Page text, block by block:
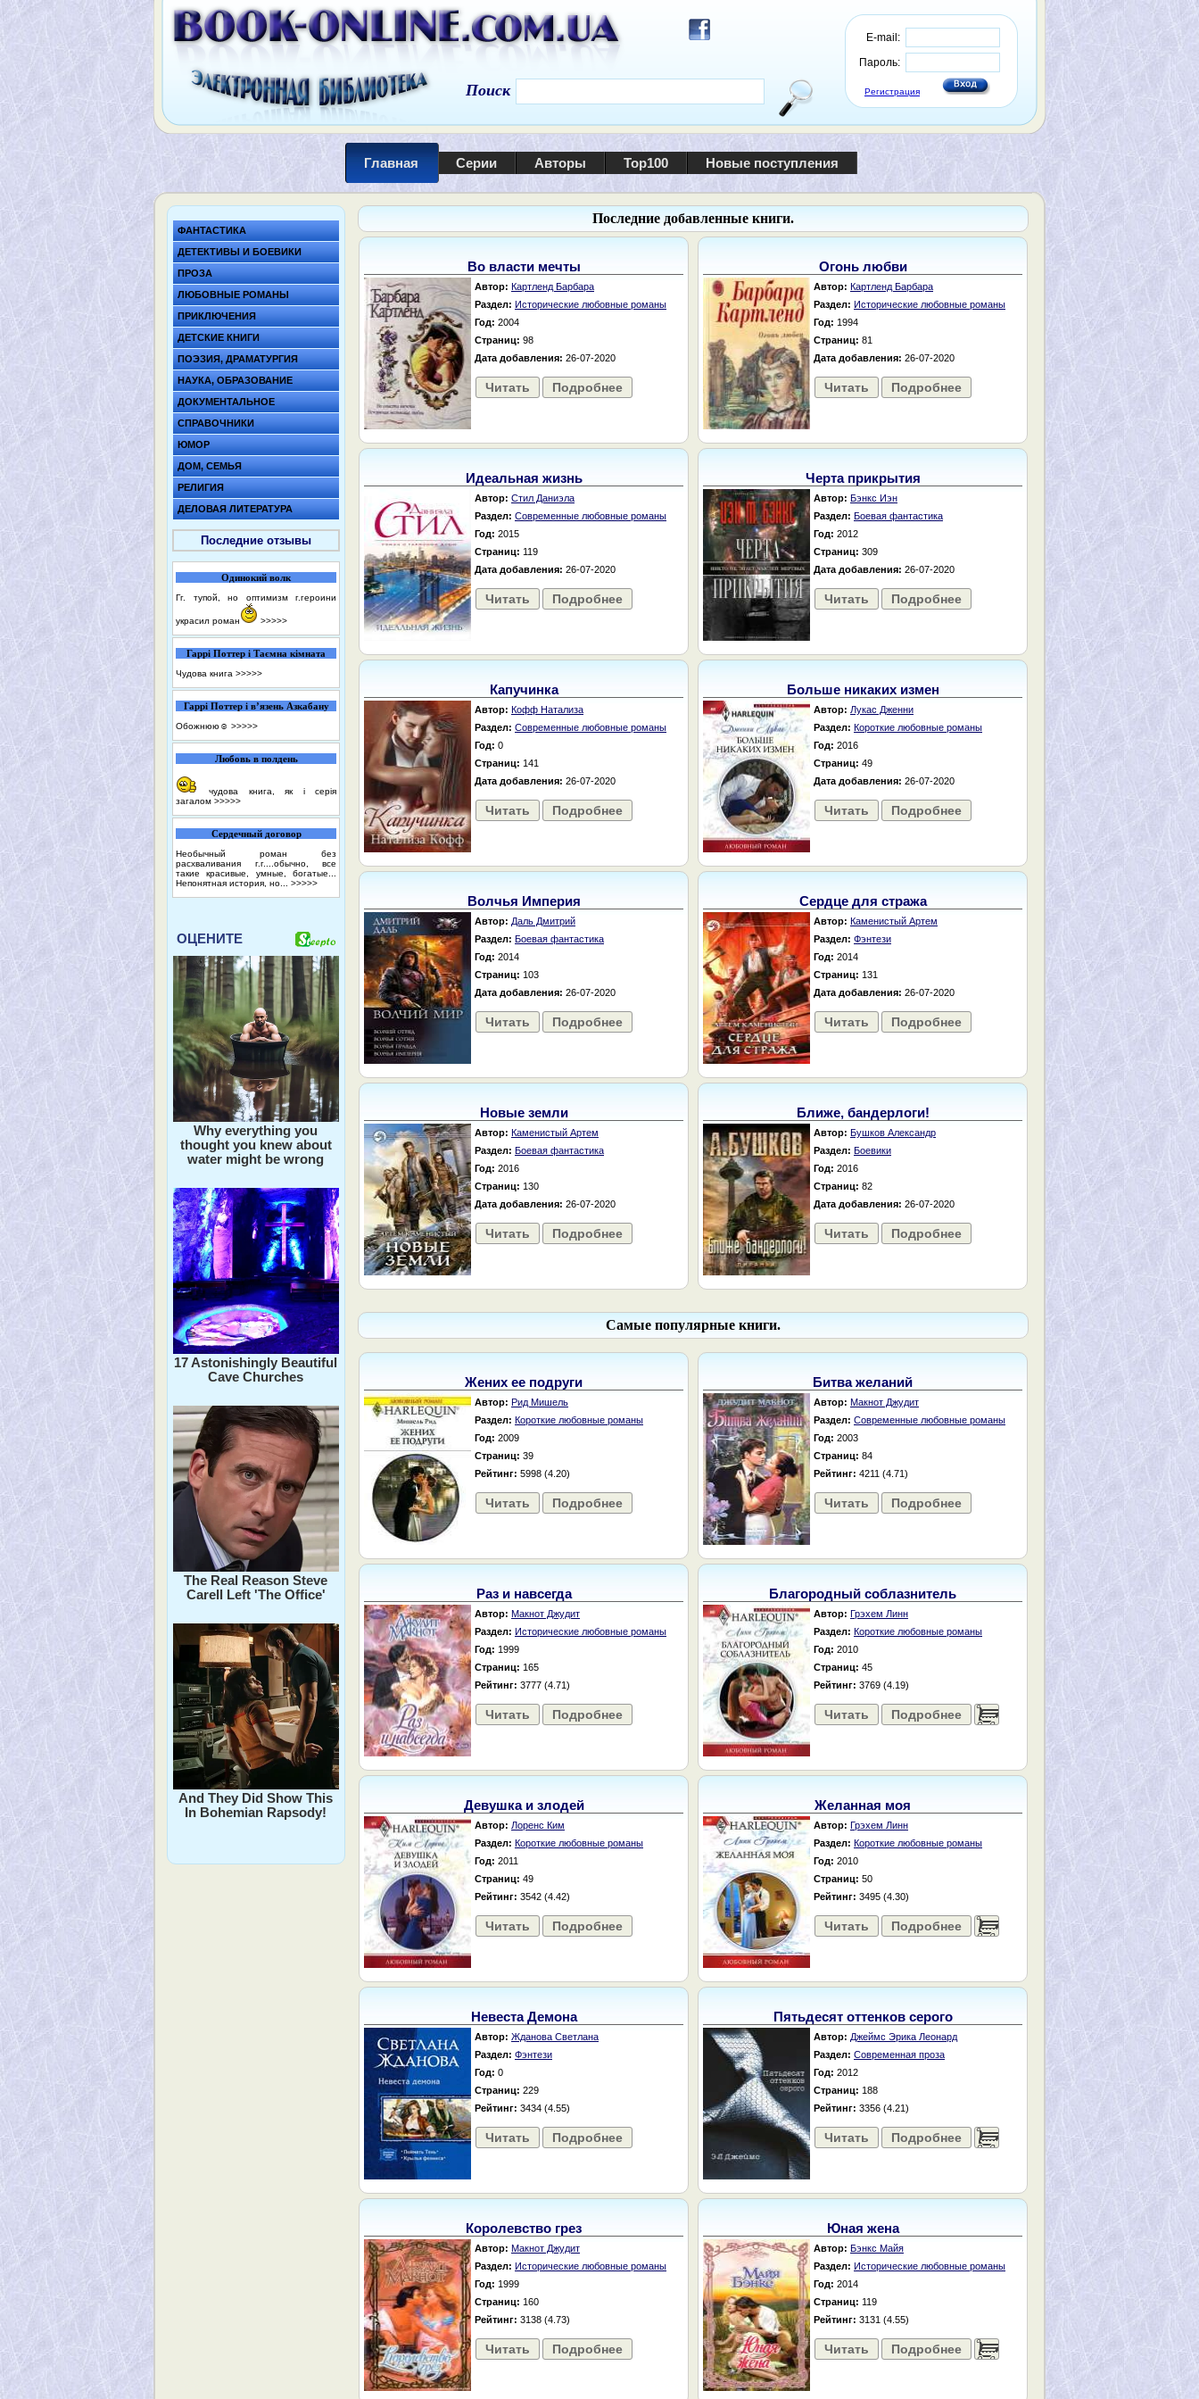
E-mail:
Пароль:
Регистрация
Поиск
Главная Серии Авторы Top100 Новые поступления
ФАНТАСТИКА
ДЕТЕКТИВЫ И БОЕВИКИ
ПРОЗА
ЛЮБОВНЫЕ РОМАНЫ
ПРИКЛЮЧЕНИЯ
ДЕТСКИЕ КНИГИ
ПОЭЗИЯ, ДРАМАТУРГИЯ
НАУКА, ОБРАЗОВАНИЕ
ДОКУМЕНТАЛЬНОЕ
СПРАВОЧНИКИ
ЮМОР
ДОМ, СЕМЬЯ
РЕЛИГИЯ
ДЕЛОВАЯ ЛИТЕРАТУРА
Последние отзывы
Одинокий волк
Гг. тупой, но оптимизм г.героини
украсил роман >>>>>
Гаррі Поттер і Таємна кімната
Чудова книга >>>>>
Гаррі Поттер і в’язень Азкабану
Обожнюю☺️ >>>>>
Любовь в полдень
чудова книга, як і серія
загалом >>>>>
Сердечный договор
Необычный роман без
расхваливания г.г....обычно, все
такие красивые, умные, богатые...
Непонятная история, но... >>>>>
ОЦЕНИТЕ
Why everything you
thought you knew about
water might be wrong
17 Astonishingly Beautiful
Cave Churches
The Real Reason Steve
Carell Left 'The Office'
And They Did Show This
In Bohemian Rapsody!
Последние добавленные книги.
Во власти мечты
Автор: Картленд Барбара
Раздел: Исторические любовные романы
Год: 2004
Страниц: 98
Дата добавления: 26-07-2020
Читать Подробнее
Огонь любви
Автор: Картленд Барбара
Раздел: Исторические любовные романы
Год: 1994
Страниц: 81
Дата добавления: 26-07-2020
Читать Подробнее
Идеальная жизнь
Автор: Стил Даниэла
Раздел: Современные любовные романы
Год: 2015
Страниц: 119
Дата добавления: 26-07-2020
Читать Подробнее
Черта прикрытия
Автор: Бэнкс Иэн
Раздел: Боевая фантастика
Год: 2012
Страниц: 309
Дата добавления: 26-07-2020
Читать Подробнее
Капучинка
Автор: Кофф Натализа
Раздел: Современные любовные романы
Год: 0
Страниц: 141
Дата добавления: 26-07-2020
Читать Подробнее
Больше никаких измен
Автор: Лукас Дженни
Раздел: Короткие любовные романы
Год: 2016
Страниц: 49
Дата добавления: 26-07-2020
Читать Подробнее
Волчья Империя
Автор: Даль Дмитрий
Раздел: Боевая фантастика
Год: 2014
Страниц: 103
Дата добавления: 26-07-2020
Читать Подробнее
Сердце для стража
Автор: Каменистый Артем
Раздел: Фэнтези
Год: 2014
Страниц: 131
Дата добавления: 26-07-2020
Читать Подробнее
Новые земли
Автор: Каменистый Артем
Раздел: Боевая фантастика
Год: 2016
Страниц: 130
Дата добавления: 26-07-2020
Читать Подробнее
Ближе, бандерлоги!
Автор: Бушков Александр
Раздел: Боевики
Год: 2016
Страниц: 82
Дата добавления: 26-07-2020
Читать Подробнее
Самые популярные книги.
Жених ее подруги
Автор: Рид Мишель
Раздел: Короткие любовные романы
Год: 2009
Страниц: 39
Рейтинг: 5998 (4.20)
Читать Подробнее
Битва желаний
Автор: Макнот Джудит
Раздел: Современные любовные романы
Год: 2003
Страниц: 84
Рейтинг: 4211 (4.71)
Читать Подробнее
Раз и навсегда
Автор: Макнот Джудит
Раздел: Исторические любовные романы
Год: 1999
Страниц: 165
Рейтинг: 3777 (4.71)
Читать Подробнее
Благородный соблазнитель
Автор: Грэхем Линн
Раздел: Короткие любовные романы
Год: 2010
Страниц: 45
Рейтинг: 3769 (4.19)
Читать Подробнее ......
Девушка и злодей
Автор: Лоренс Ким
Раздел: Короткие любовные романы
Год: 2011
Страниц: 49
Рейтинг: 3542 (4.42)
Читать Подробнее
Желанная моя
Автор: Грэхем Линн
Раздел: Короткие любовные романы
Год: 2010
Страниц: 50
Рейтинг: 3495 (4.30)
Читать Подробнее ......
Невеста Демона
Автор: Жданова Светлана
Раздел: Фэнтези
Год: 0
Страниц: 229
Рейтинг: 3434 (4.55)
Читать Подробнее
Пятьдесят оттенков серого
Автор: Джеймс Эрика Леонард
Раздел: Современная проза
Год: 2012
Страниц: 188
Рейтинг: 3356 (4.21)
Читать Подробнее ......
Королевство грез
Автор: Макнот Джудит
Раздел: Исторические любовные романы
Год: 1999
Страниц: 160
Рейтинг: 3138 (4.73)
Читать Подробнее
Юная жена
Автор: Бэнкс Майя
Раздел: Исторические любовные романы
Год: 2014
Страниц: 119
Рейтинг: 3131 (4.55)
Читать Подробнее ......